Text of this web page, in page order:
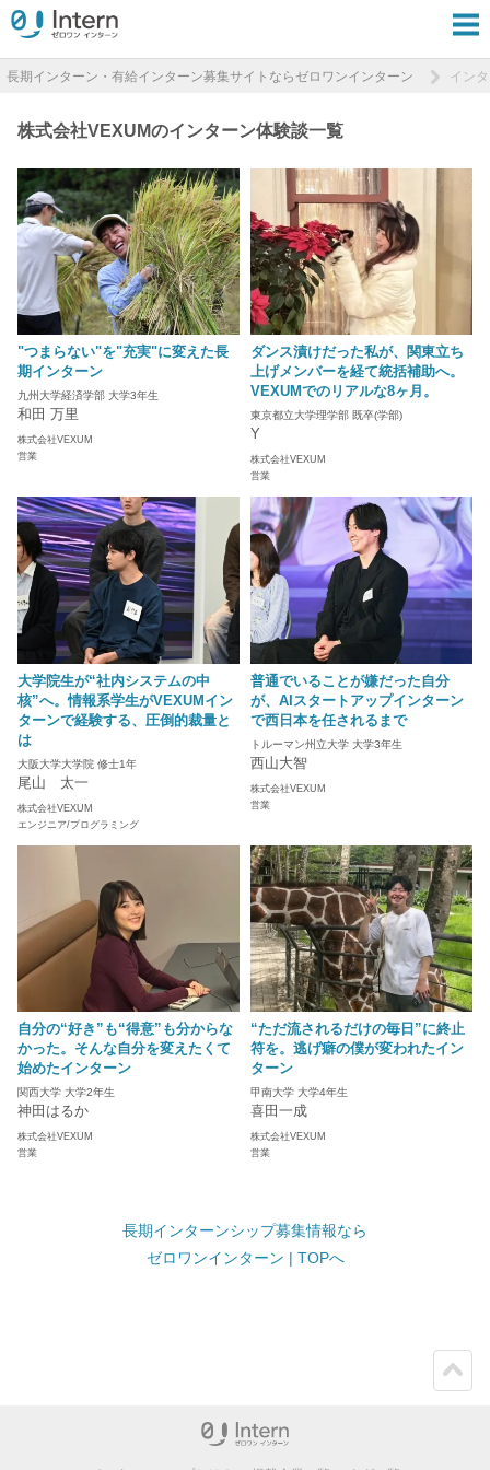
長期インターン・有給インターン募集サイトならゼロワンインターン イン
株式会社VEXUMのインターン体験談一覧
"つまらない"を"充実"に変えた長
期インターン
九州大学経済学部 大学3年生
和田 万里
株式会社VEXUM
営業
ダンス漬けだった私が、関東立ち
上げメンバーを経て統括補助へ。
VEXUMでのリアルな8ヶ月。
東京都立大学理学部 既卒(学部)
Y
株式会社VEXUM
営業
大学院生が“社内システムの中
核”へ。情報系学生がVEXUMイン
ターンで経験する、圧倒的裁量と
は
大阪大学大学院 修士1年
尾山 太一
株式会社VEXUM
エンジニア/プログラミング
普通でいることが嫌だった自分
が、AIスタートアップインターン
で西日本を任されるまで
トルーマン州立大学 大学3年生
西山大智
株式会社VEXUM
営業
自分の“好き”も“得意”も分からな
かった。そんな自分を変えたくて
始めたインターン
関西大学 大学2年生
神田はるか
株式会社VEXUM
営業
“ただ流されるだけの毎日”に終止
符を。逃げ癖の僕が変われたイン
ターン
甲南大学 大学4年生
喜田一成
株式会社VEXUM
営業
長期インターンシップ募集情報なら
ゼロワンインターン | TOPへ